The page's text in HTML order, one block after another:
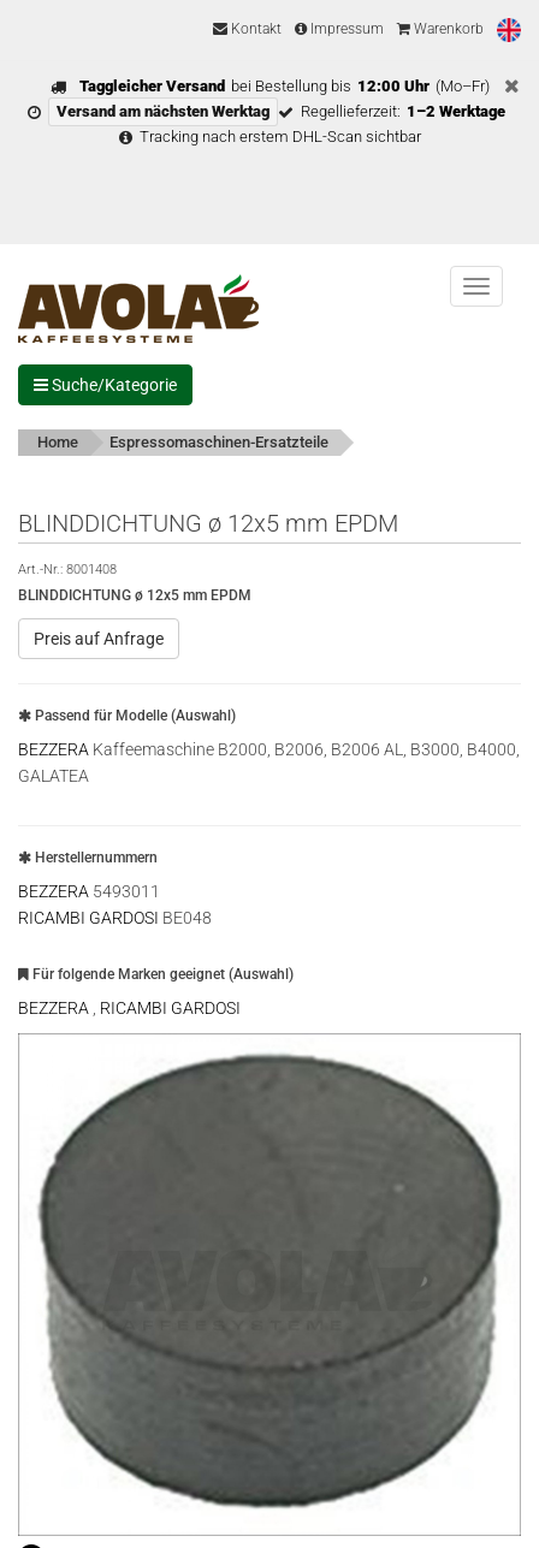
Kontakt Impressum Warenkorb
Taggleicher Versand bei Bestellung bis 12:00 Uhr (Mo–Fr)
Versand am nächsten Werktag
Regellieferzeit: 1–2 Werktage
Tracking nach erstem DHL-Scan sichtbar
Menu
Suche/Kategorie
Home Espressomaschinen-Ersatzteile
BLINDDICHTUNG ø 12x5 mm EPDM
Art.-Nr.: 8001408
BLINDDICHTUNG ø 12x5 mm EPDM
Preis auf Anfrage
Passend für Modelle (Auswahl)
BEZZERA Kaffeemaschine B2000, B2006, B2006 AL, B3000, B4000,
GALATEA
Herstellernummern
BEZZERA 5493011
RICAMBI GARDOSI BE048
Für folgende Marken geeignet (Auswahl)
BEZZERA RICAMBI GARDOSI